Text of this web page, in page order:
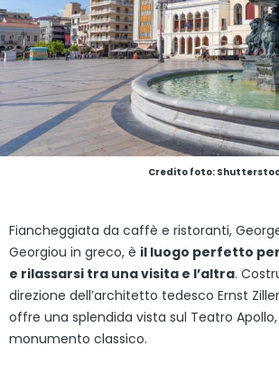
Credito foto:
Fiancheggiata da caffè e ristoranti,
Georgiou in greco, è il luogo perfetto
e rilassarsi tra una visita e l’altra.
direzione dell’architetto tedesco Ernst
offre una splendida vista sul Teatro
monumento classico.